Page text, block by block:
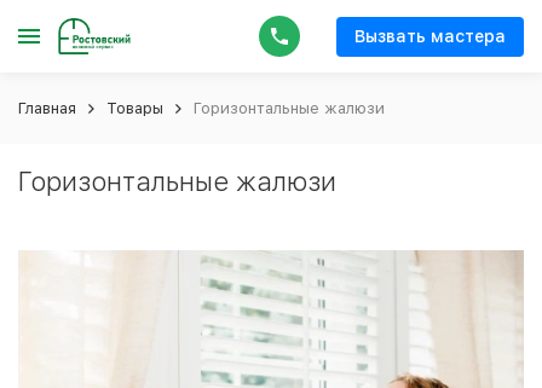
Вызвать мастера
Главная Товары Горизонтальные жалюзи
Горизонтальные жалюзи